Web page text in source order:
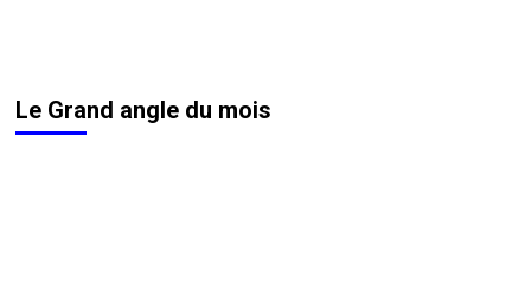
Le Grand angle du mois